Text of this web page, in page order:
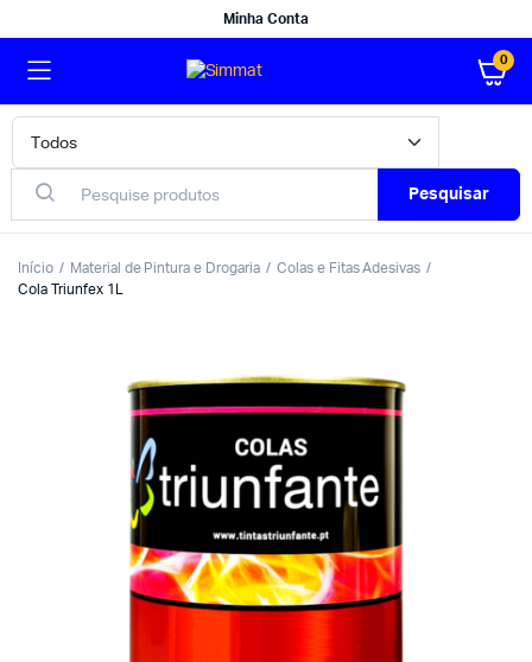
Minha Conta
0
Pesquisar
Início Material de Pintura e Drogaria
Colas e Fitas Adesivas
Cola Triunfex 1L